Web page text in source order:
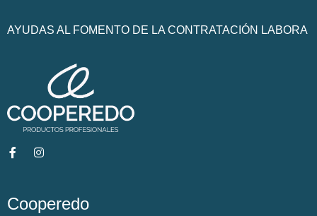
AYUDAS AL FOMENTO DE LA CONTRATACIÓN LABORA
Cooperedo